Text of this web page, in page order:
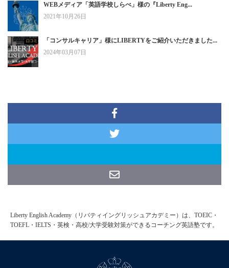
WEBメディア「英語学校しらべ」様の『Liberty Eng...
2021年10月26日
「コンサルキャリア」様にLIBERTYをご紹介いただきました...
2024年03月07日
Liberty English Academy（リバティイングリッシュアカデミー）は、TOEIC・
TOEFL・IELTS・英検・高校/大学受験対策ができるコーチング英語塾です。